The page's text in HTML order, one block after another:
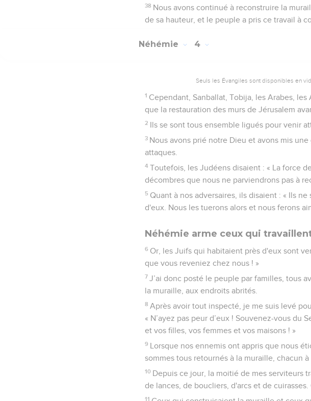
38 Nous avons continué à reconstruire la
de sa hauteur, et le peuple a pris ce travail à
Néhémie 4
Seuls les Évangiles sont disponibles en
1 Cependant, Sanballat, Tobija, les Arabes,
que la restauration des murs de Jérusalem
2 Ils se sont tous ensemble ligués pour venir
3 Nous avons prié notre Dieu et avons mis
attaques.
4 Toutefois, les Judéens disaient : « La force
décombres que nous ne parviendrons pas à
5 Quant à nos adversaires, ils disaient : « Ils
d'eux. Nous les tuerons alors et nous ferons
Néhémie arme ceux qui
6 Or, les Juifs qui habitaient près d'eux sont
que vous reveniez chez nous ! »
7 J’ai donc posté le peuple par familles, tous
la muraille, aux endroits abrités.
8 Après avoir tout inspecté, je me suis levé
« N’ayez pas peur d’eux ! Souvenez-vous
et vos filles, vos femmes et vos maisons ! »
9 Lorsque nos ennemis ont appris que nous
sommes tous retournés à la muraille, chacun à
10 Depuis ce jour, la moitié de mes serviteurs
de lances, de boucliers, d'arcs et de
11